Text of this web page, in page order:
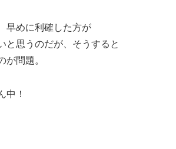
早めに利確した方が
と思うのだが、そうすると
が問題。
中！